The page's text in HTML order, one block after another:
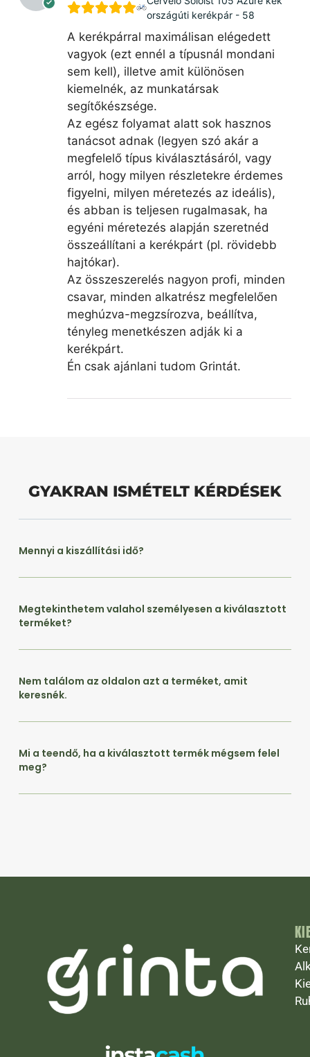
országúti kerékpár - 58
A kerékpárral maximálisan elégedett
vagyok (ezt ennél a típusnál mondani
sem kell), illetve amit különösen
kiemelnék, az munkatársak
segítőkészsége.
Az egész folyamat alatt sok hasznos
tanácsot adnak (legyen szó akár a
megfelelő típus kiválasztásáról, vagy
arról, hogy milyen részletekre érdemes
figyelni, milyen méretezés az ideális),
és abban is teljesen rugalmasak, ha
egyéni méretezés alapján szeretnéd
összeállítani a kerékpárt (pl. rövidebb
hajtókar).
Az összeszerelés nagyon profi, minden
csavar, minden alkatrész megfelelően
meghúzva-megzsírozva, beállítva,
tényleg menetkészen adják ki a
kerékpárt.
Én csak ajánlani tudom Grintát.
GYAKRAN ISMÉTELT KÉRDÉSEK
Mennyi a kiszállítási idő?
Megtekinthetem valahol személyesen a kiválasztott
terméket?
Nem találom az oldalon azt a terméket, amit
keresnék.
Mi a teendő, ha a kiválasztott termék mégsem felel
meg?